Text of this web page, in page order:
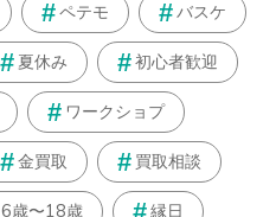
ペテモ バスケ
夏休み 初心者歓迎
ワークショプ
金買取 買取相談
6歳〜18歳 縁日